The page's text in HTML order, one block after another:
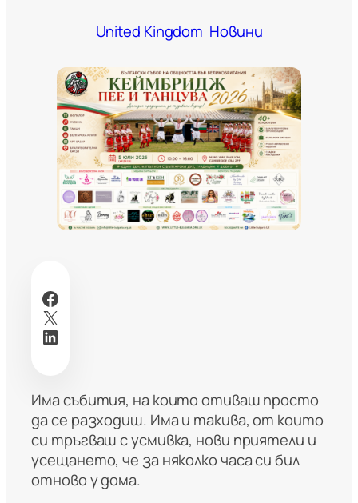
United Kingdom Новини
Facebook
X
LinkedIn
Има събития, на които отиваш просто
да се разходиш. Има и такива, от които
си тръгваш с усмивка, нови приятели и
усещането, че за няколко часа си бил
отново у дома.